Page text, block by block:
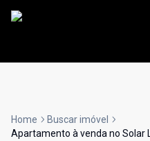
Home
Buscar imóvel
Apartamento à venda no Solar